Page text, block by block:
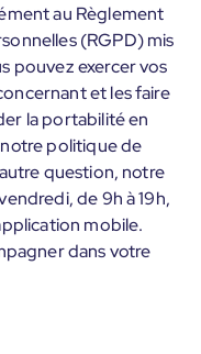
au Règlement
(RGPD) mis
pouvez exercer vos
et les faire
la portabilité en
politique de
question, notre
de 9h à 19h,
mobile.
dans votre